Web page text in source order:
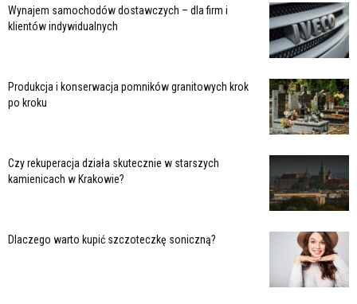
Wynajem samochodów dostawczych – dla firm i
klientów indywidualnych
Produkcja i konserwacja pomników granitowych krok
po kroku
Czy rekuperacja działa skutecznie w starszych
kamienicach w Krakowie?
Dlaczego warto kupić szczoteczkę soniczną?